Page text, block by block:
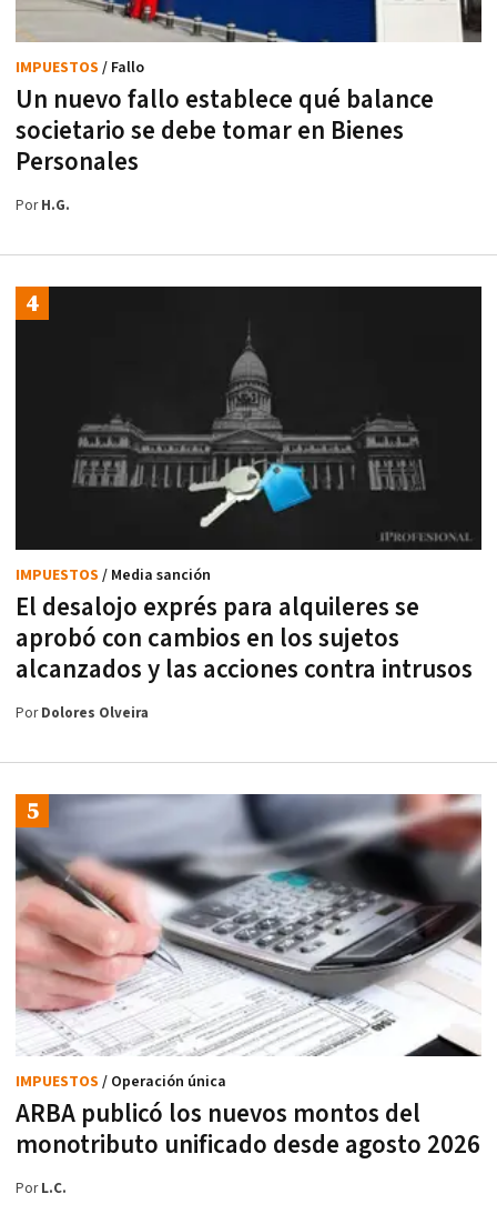
Un nuevo fallo establece qué balance
societario se debe tomar en Bienes
Personales
IMPUESTOS / Fallo
PorH.G.
El desalojo exprés para alquileres se
aprobó con cambios en los sujetos
alcanzados y las acciones contra intrusos
IMPUESTOS / Media sanción
PorDolores Olveira
ARBA publicó los nuevos montos del
monotributo unificado desde agosto 2026
IMPUESTOS / Operación única
PorL.C.